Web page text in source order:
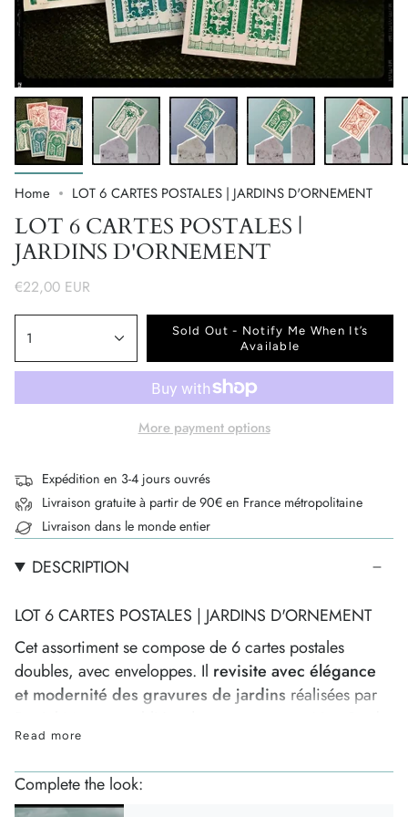
Home LOT 6 CARTES POSTALES | JARDINS D'ORNEMENT
LOT 6 CARTES POSTALES |
JARDINS D'ORNEMENT
€22,00 EUR
1
Sold Out - Notify Me When It’s
Available
More payment options
Expédition en 3-4 jours ouvrés
Livraison gratuite à partir de 90€ en France métropolitaine
Livraison dans le monde entier
DESCRIPTION
LOT 6 CARTES POSTALES | JARDINS D'ORNEMENT
Cet assortiment se compose de 6 cartes postales
doubles, avec enveloppes. Il revisite avec élégance
et modernité des gravures de jardins réalisées par
of Ornamental Gardens
Chaque carte comporte une illustration différente et
vous invite, par sa qualité d'impression et ses couleurs
Read more
Complete the look: